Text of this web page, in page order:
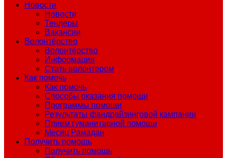
Новости
Новости
Тендеры
Вакансии
Волонтёрство
Волонтёрство
Информация
Стать волонтером
Как помочь
Как помочь
Способы оказания помощи
Программы помощи
Результаты фандрайзинговой кампании
Прием гуманитарной помощи
Месяц Рамадан
Получить помощь
Получить помощь